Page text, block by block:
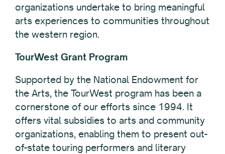
organizations undertake to bring meaningful
arts experiences to communities throughout
the western region.
TourWest Grant Program
Supported by the National Endowment for
the Arts, the TourWest program has been a
cornerstone of our efforts since 1994. It
offers vital subsidies to arts and community
organizations, enabling them to present out-
of-state touring performers and literary